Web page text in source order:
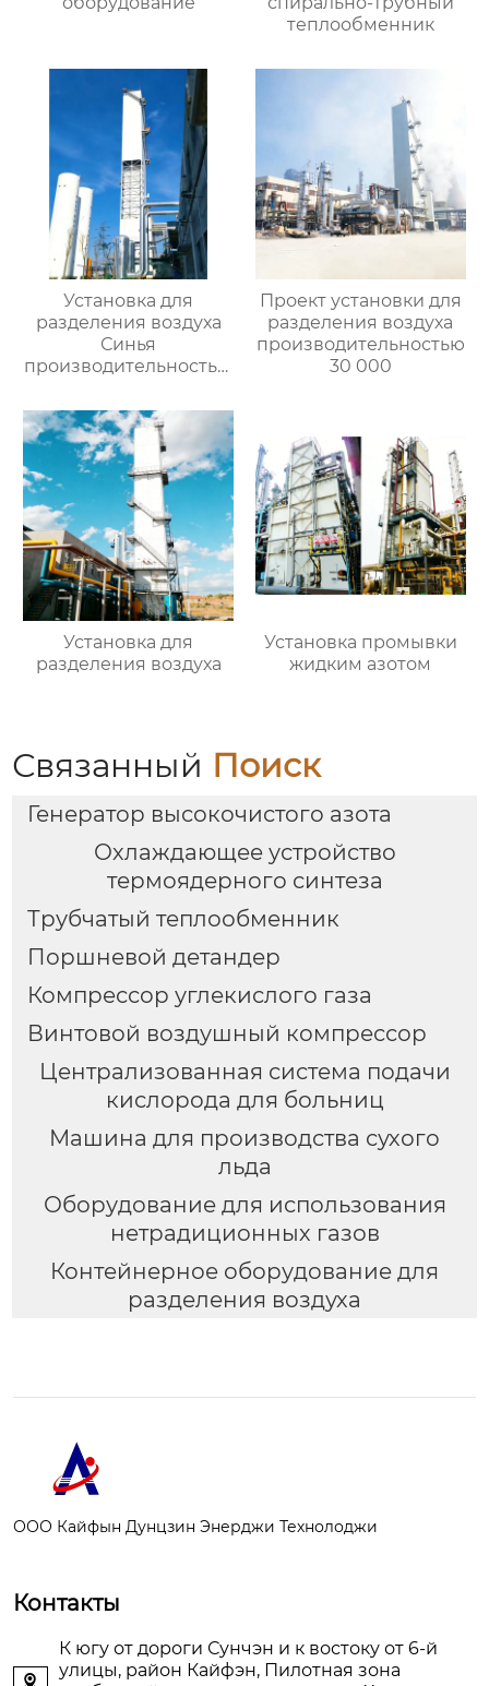
теплообменник
Установка для
разделения воздуха
Синья
производительностью
Проект установки для
разделения воздуха
производительностью
30 000
Установка для
разделения воздуха
Установка промывки
жидким азотом
Связанный Поиск
Генератор высокочистого азота
Охлаждающее устройство
термоядерного синтеза
Трубчатый теплообменник
Поршневой детандер
Компрессор углекислого газа
Винтовой воздушный компрессор
Централизованная система подачи
кислорода для больниц
Машина для производства сухого
льда
Оборудование для использования
нетрадиционных газов
Контейнерное оборудование для
разделения воздуха
ООО Кайфын Дунцзин Энерджи Технолоджи
Контакты

К югу от дороги Сунчэн и к востоку от 6-й
улицы, район Кайфэн, Пилотная зона